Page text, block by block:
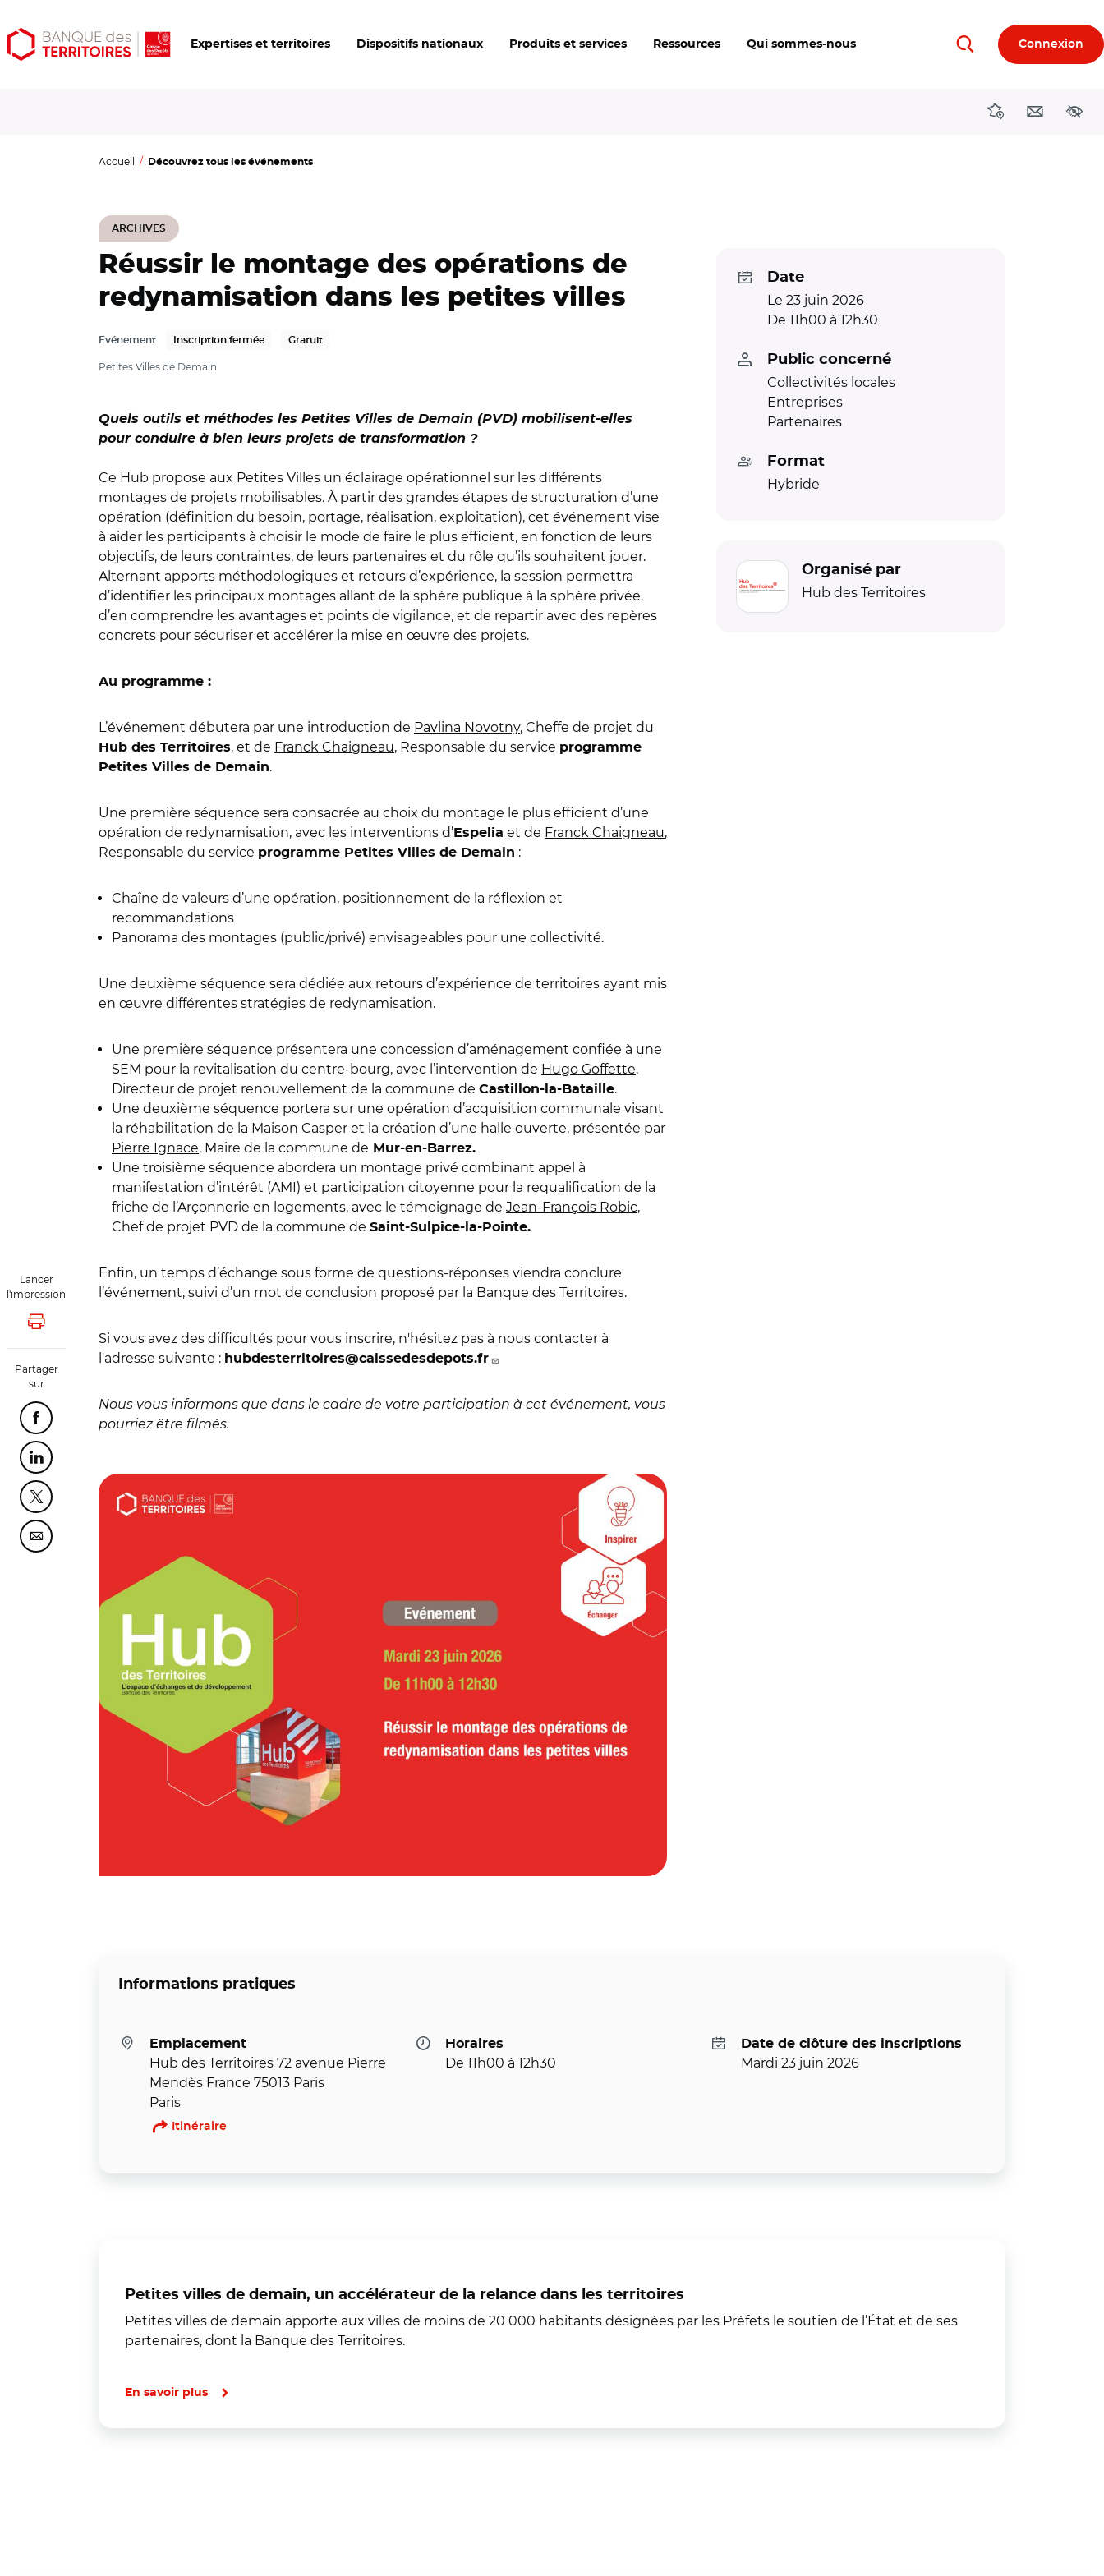
Aller
au
Aller
au
Ouvrir
les
Expertises et territoires Dispositifs nationaux Produits et services Ressources Qui sommes-nous RechercherConnexion
DirectionsContact
Accueil Découvrez tous les événements
ARCHIVES
Réussir le montage des opérations de
redynamisation dans les petites villes
Evénement Inscription fermée Gratuit
Petites Villes de Demain
Lancer
l'impression
Lancer l'impression
Partager
sur
Partager cette page sur Facebook
Partager cette page sur Linkedin
Partager cette page sur Twitter
Partager cette page sur Courriel
Quels outils et méthodes les Petites Villes de Demain (PVD) mobilisent-elles
pour conduire à bien leurs projets de transformation ?
Ce Hub propose aux Petites Villes un éclairage opérationnel sur les différents
montages de projets mobilisables. À partir des grandes étapes de structuration d’une
opération (définition du besoin, portage, réalisation, exploitation), cet événement vise
à aider les participants à choisir le mode de faire le plus efficient, en fonction de leurs
objectifs, de leurs contraintes, de leurs partenaires et du rôle qu’ils souhaitent jouer.
Alternant apports méthodologiques et retours d’expérience, la session permettra
d’identifier les principaux montages allant de la sphère publique à la sphère privée,
d’en comprendre les avantages et points de vigilance, et de repartir avec des repères
concrets pour sécuriser et accélérer la mise en œuvre des projets.
Au programme :
L’événement débutera par une introduction de Pavlina Novotny, Cheffe de projet du
Hub des Territoires, et de Franck Chaigneau, Responsable du service programme
Petites Villes de Demain.
Une première séquence sera consacrée au choix du montage le plus efficient d’une
opération de redynamisation, avec les interventions d’ Espelia et de Franck Chaigneau,
Responsable du service programme Petites Villes de Demain :
Chaîne de valeurs d’une opération, positionnement de la réflexion et
recommandations
Panorama des montages (public/privé) envisageables pour une collectivité.
Une deuxième séquence sera dédiée aux retours d’expérience de territoires ayant mis
en œuvre différentes stratégies de redynamisation.
Une première séquence présentera une concession d’aménagement confiée à une
SEM pour la revitalisation du centre-bourg, avec l’intervention de Hugo Goffette,
Directeur de projet renouvellement de la commune de Castillon-la-Bataille.
Une deuxième séquence portera sur une opération d’acquisition communale visant
la réhabilitation de la Maison Casper et la création d’une halle ouverte, présentée par
Pierre Ignace, Maire de la commune de Mur-en-Barrez.
Une troisième séquence abordera un montage privé combinant appel à
manifestation d’intérêt (AMI) et participation citoyenne pour la requalification de la
friche de l’Arçonnerie en logements, avec le témoignage de Jean-François Robic,
Chef de projet PVD de la commune de Saint-Sulpice-la-Pointe.
Enfin, un temps d’échange sous forme de questions-réponses viendra conclure
l’événement, suivi d’un mot de conclusion proposé par la Banque des Territoires.
Si vous avez des difficultés pour vous inscrire, n'hésitez pas à nous contacter à
l'adresse suivante : hubdesterritoires@caissedesdepots.fr
Nous vous informons que dans le cadre de votre participation à cet événement, vous
pourriez être filmés.
Date
Le 23 juin 2026
De 11h00 à 12h30
Public concerné
Collectivités locales
Entreprises
Partenaires
Format
Hybride
Organisé par
Hub des Territoires
Informations pratiques
Emplacement
Hub des Territoires 72 avenue Pierre
Mendès France 75013 Paris
Paris
Itinéraire
Horaires
De 11h00 à 12h30
Date de clôture des inscriptions
Mardi 23 juin 2026
Petites villes de demain, un accélérateur de la relance dans les territoires
Petites villes de demain apporte aux villes de moins de 20 000 habitants désignées par les Préfets le soutien de l’État et de ses
partenaires, dont la Banque des Territoires.
En savoir plus